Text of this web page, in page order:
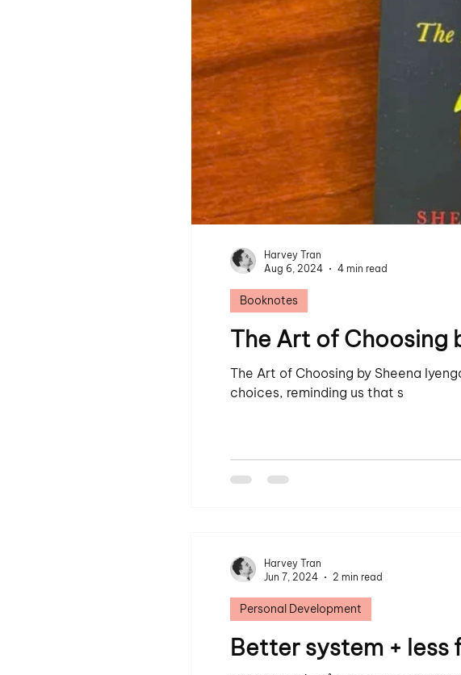
The Art of Choosing
The Art of Choosing by Sheena
choices, reminding us that s
Booknotes
Harvey Tran
Aug 6, 2024
4 min read
Better system +
Personal Development
Harvey Tran
Jun 7, 2024
2 min read